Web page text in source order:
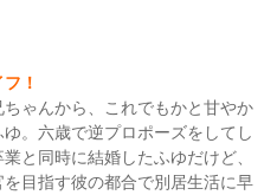
！
ゃんから、これでもかと甘やか
。六歳で逆プロポーズをしてし
と同時に結婚したふゆだけど、
目指す彼の都合で別居生活に早